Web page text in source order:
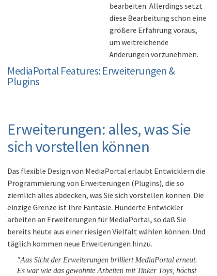
bearbeiten. Allerdings setzt
diese Bearbeitung schon eine
größere Erfahrung voraus,
um weitreichende
Änderungen vorzunehmen.
MediaPortal Features: Erweiterungen &
Plugins
Erweiterungen: alles, was Sie
sich vorstellen können
Das flexible Design von MediaPortal erlaubt Entwicklern die
Programmierung von Erweiterungen (Plugins), die so
ziemlich alles abdecken, was Sie sich vorstellen können. Die
einzige Grenze ist Ihre Fantasie. Hunderte Entwickler
arbeiten an Erweiterungen für MediaPortal, so daß Sie
bereits heute aus einer riesigen Vielfalt wählen können. Und
täglich kommen neue Erweiterungen hinzu.
"Aus Sicht der Erweiterungen brilliert MediaPortal erneut.
Es war wie das gewohnte Arbeiten mit Tinker Toys, höchst